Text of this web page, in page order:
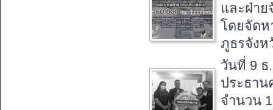
และฝ่า
โดยจัดห
ภูธรจังห
วันที่ 9 ธ
ประธาน
จำนวน